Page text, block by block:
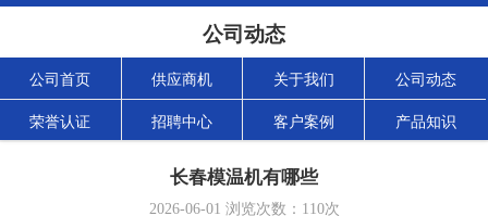
公司动态
公司首页 供应商机 关于我们 公司动态
荣誉认证 招聘中心 客户案例 产品知识
长春模温机有哪些
2026-06-01 浏览次数： 110次